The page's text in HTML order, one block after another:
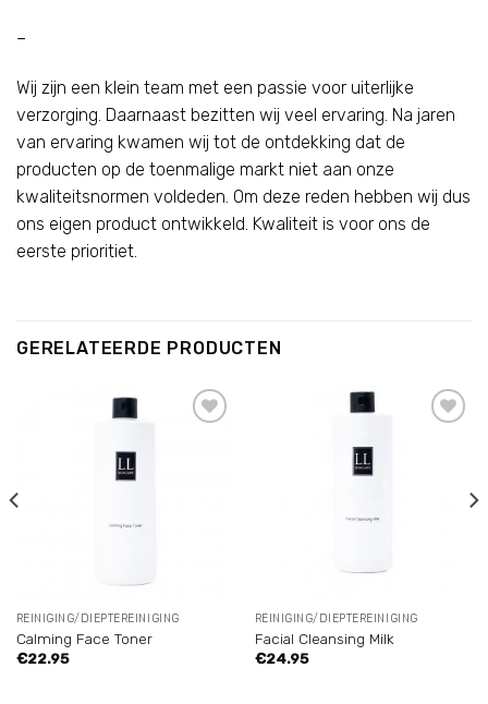
–
Wij zijn een klein team met een passie voor uiterlijke
verzorging. Daarnaast bezitten wij veel ervaring. Na jaren
van ervaring kwamen wij tot de ontdekking dat de
producten op de toenmalige markt niet aan onze
kwaliteitsnormen voldeden. Om deze reden hebben wij dus
ons eigen product ontwikkeld. Kwaliteit is voor ons de
eerste prioritiet.
GERELATEERDE PRODUCTEN
REINIGING/DIEPTEREINIGING
Calming Face Toner
€22.95
REINIGING/DIEPTEREINIGING
Facial Cleansing Milk
€24.95